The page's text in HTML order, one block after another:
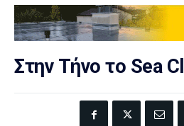
Στην Τήνο το Sea